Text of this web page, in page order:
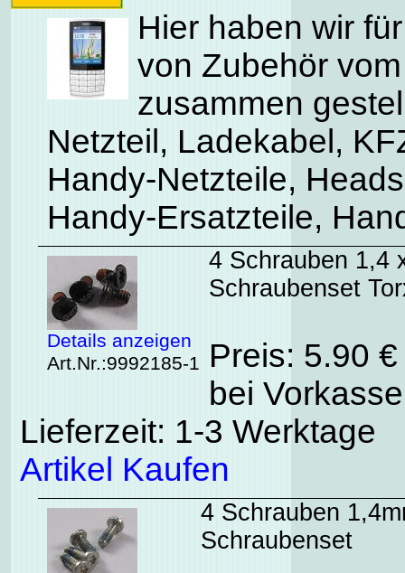
Hier haben wir
von Zubehör
zusammen
Netzteil, Ladekabel,
Handy-Netzteile,
Handy-Ersatzteile,
Details anzeigen
Art.Nr.:9992185-1
4 Schrauben 1,4
Schraubenset
Preis: 5.90
bei
Lieferzeit: 1-3 Werktage
Artikel Kaufen
4 Schrauben
Schraubenset